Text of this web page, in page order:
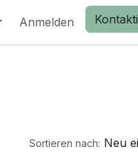
Anmelden
Sortieren nach: Neu